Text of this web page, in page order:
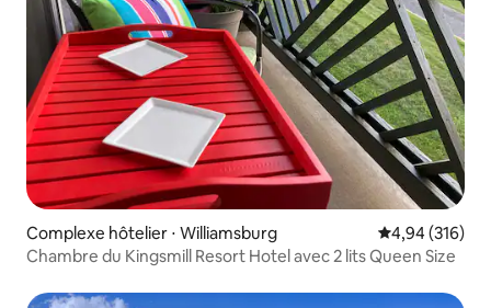
Complexe hôtelier ⋅ Williamsburg Évaluation
4,94 (316)
Chambre du Kingsmill Resort Hotel avec 2 lits Queen Size